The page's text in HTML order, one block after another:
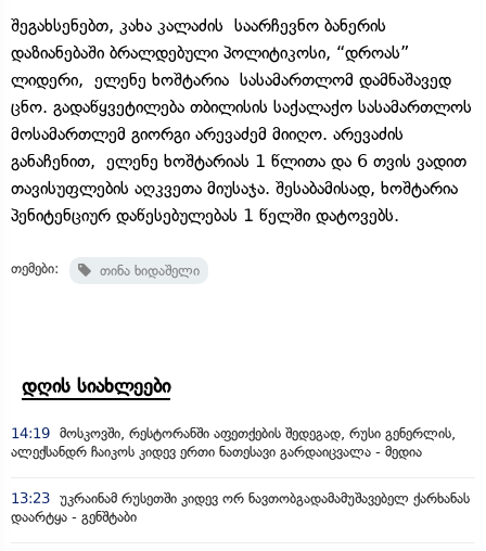
შეგახსენებთ, კახა კალაძის საარჩევნო ბანერის
დაზიანებაში ბრალდებული პოლიტიკოსი, “დროას”
ლიდერი, ელენე ხოშტარია სასამართლომ დამნაშავედ
ცნო. გადაწყვეტილება თბილისის საქალაქო სასამართლოს
მოსამართლემ გიორგი არევაძემ მიიღო. არევაძის
განაჩენით, ელენე ხოშტარიას 1 წლითა და 6 თვის ვადით
თავისუფლების აღკვეთა მიუსაჯა. შესაბამისად, ხოშტარია
პენიტენციურ დაწესებულებას 1 წელში დატოვებს.
თემები: თინა ხიდაშელი
დღის სიახლეები
14:19 მოსკოვში, რესტორანში აფეთქების შედეგად, რუსი გენერლის,
ალექსანდრ ჩაიკოს კიდევ ერთი ნათესავი გარდაიცვალა - მედია
13:23 უკრაინამ რუსეთში კიდევ ორ ნავთობგადამამუშავებელ ქარხანას
დაარტყა - გენშტაბი